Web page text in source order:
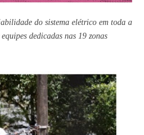
do sistema elétrico em toda a
dedicadas nas 19 zonas